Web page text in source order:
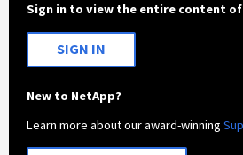
Sign in to view the entire content
SIGN IN
New to NetApp?
Learn more about our award-winning